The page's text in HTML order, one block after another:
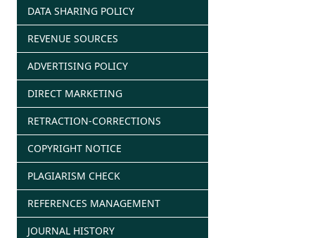
DATA SHARING POLICY
REVENUE SOURCES
ADVERTISING POLICY
DIRECT MARKETING
RETRACTION-CORRECTIONS
COPYRIGHT NOTICE
PLAGIARISM CHECK
REFERENCES MANAGEMENT
JOURNAL HISTORY